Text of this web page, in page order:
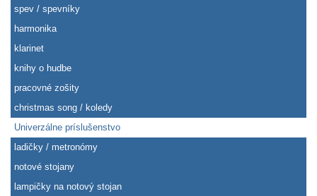
spev / spevníky
harmonika
klarinet
knihy o hudbe
pracovné zošity
christmas song / koledy
Univerzálne príslušenstvo
ladičky / metronómy
notové stojany
lampičky na notový stojan